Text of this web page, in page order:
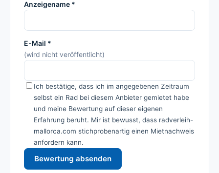
Anzeigename *
E-Mail *
(wird nicht veröffentlicht)
Ich bestätige, dass ich im angegebenen Zeitraum
selbst ein Rad bei diesem Anbieter gemietet habe
und meine Bewertung auf dieser eigenen
Erfahrung beruht. Mir ist bewusst, dass radverleih-
mallorca.com stichprobenartig einen Mietnachweis
anfordern kann.
Bewertung absenden